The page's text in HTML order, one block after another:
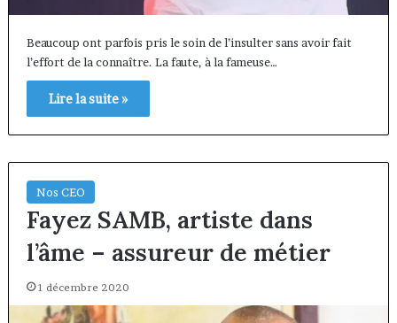
Beaucoup ont parfois pris le soin de l’insulter sans avoir fait
l’effort de la connaître. La faute, à la fameuse…
Lire la suite »
Nos CEO
Fayez SAMB, artiste dans
l’âme – assureur de métier
1 décembre 2020